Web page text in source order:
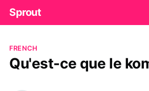
Sprout
FRENCH
Qu'est-ce que le